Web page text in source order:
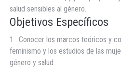
salud sensibles al género.
Objetivos Específicos
1 . Conocer los marcos teóricos y
feminismo y los estudios de las
género y salud.